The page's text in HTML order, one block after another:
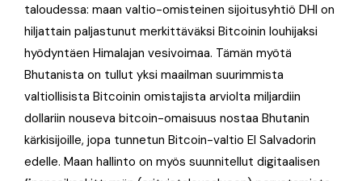
taloudessa: maan valtio-omisteinen sijoitusyhtiö DHI on
hiljattain paljastunut merkittäväksi Bitcoinin louhijaksi
hyödyntäen Himalajan vesivoimaa. Tämän myötä
Bhutanista on tullut yksi maailman suurimmista
valtiollisista Bitcoinin omistajista arviolta miljardiin
dollariin nouseva bitcoin-omaisuus nostaa Bhutanin
kärkisijoille, jopa tunnetun Bitcoin-valtio El Salvadorin
edelle. Maan hallinto on myös suunnitellut digitaalisen